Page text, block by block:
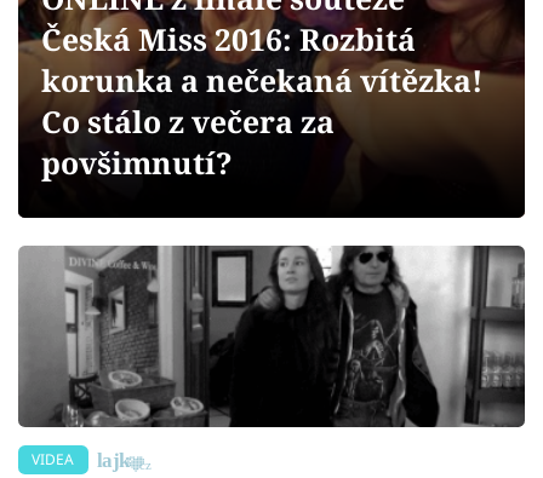
Videa
Sledujte prima+
Sledujte nás
Česká Miss 2016: Rozbitá
korunka a nečekaná vítězka!
Co stálo z večera za
povšimnutí?
VIDEA